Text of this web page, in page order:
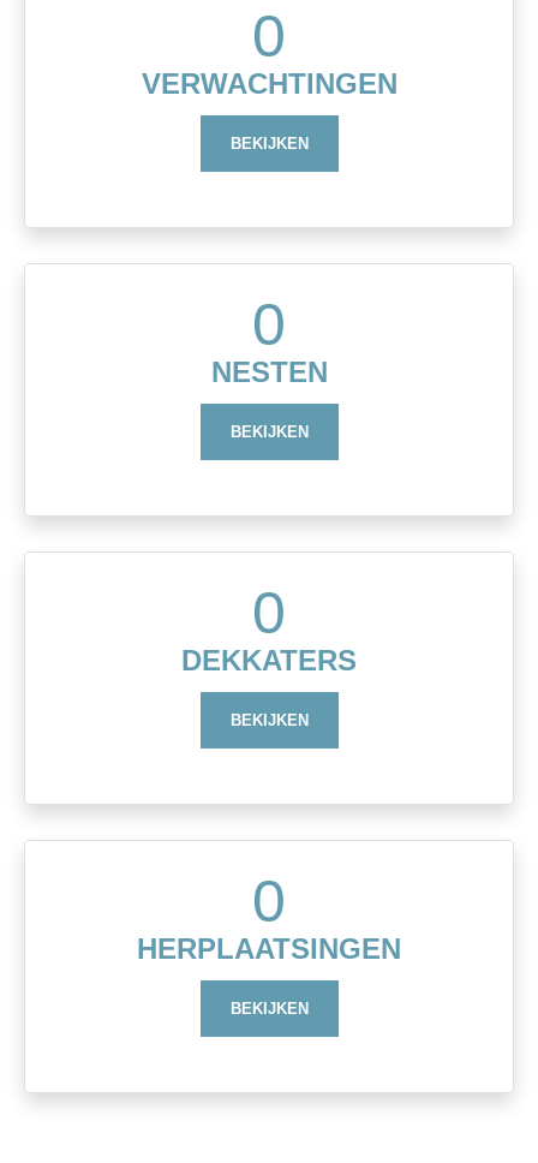
0
VERWACHTINGEN
BEKIJKEN
0
NESTEN
BEKIJKEN
0
DEKKATERS
BEKIJKEN
0
HERPLAATSINGEN
BEKIJKEN